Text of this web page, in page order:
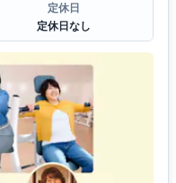
定休日
定休日なし